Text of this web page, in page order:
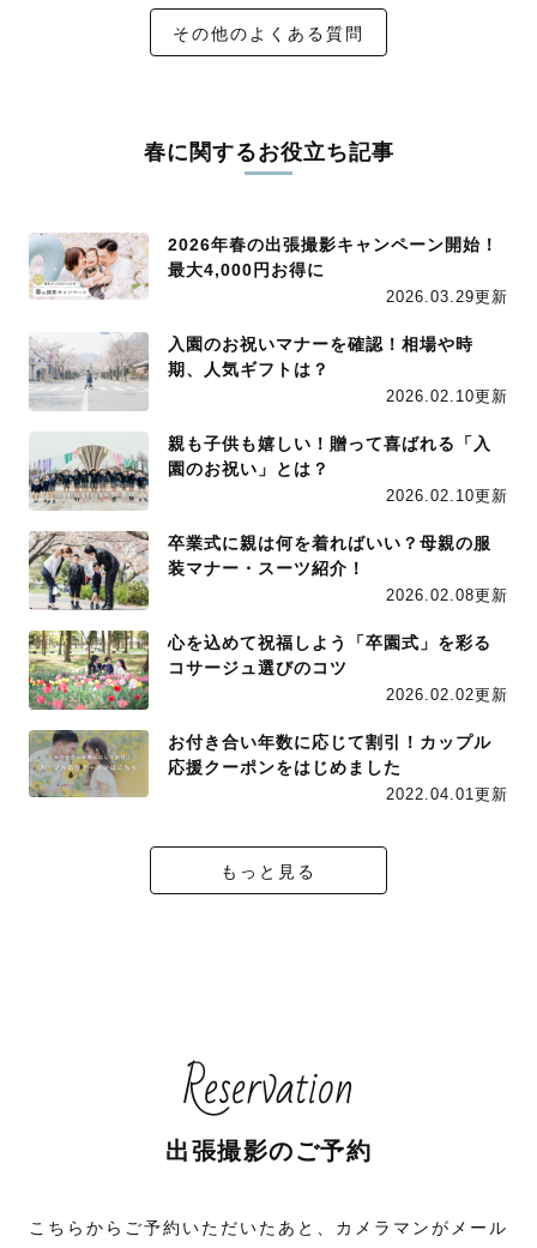
その他のよくある質問
春に関するお役立ち記事
2026年春の出張撮影キャンペーン開始！
最大4,000円お得に
2026.03.29更新
入園のお祝いマナーを確認！相場や時
期、人気ギフトは？
2026.02.10更新
親も子供も嬉しい！贈って喜ばれる「入
園のお祝い」とは？
2026.02.10更新
卒業式に親は何を着ればいい？母親の服
装マナー・スーツ紹介！
2026.02.08更新
心を込めて祝福しよう「卒園式」を彩る
コサージュ選びのコツ
2026.02.02更新
お付き合い年数に応じて割引！カップル
応援クーポンをはじめました
2022.04.01更新
もっと見る
Reservation
出張撮影のご予約
こちらからご予約いただいたあと、カメラマンがメール